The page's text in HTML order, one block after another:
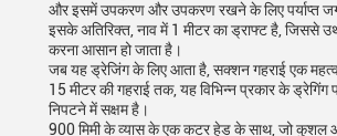
और इसमें उपकरण और उपकरण रखने के लिए पर्याप्त
इसके अतिरिक्त, नाव में 1 मीटर का ड्राफ्ट है, जिससे
करना आसान हो जाता है।
जब यह ड्रेजिंग के लिए आता है, सक्शन गहराई एक
15 मीटर की गहराई तक, यह विभिन्न प्रकार के ड्रेगिंग
निपटने में सक्षम है।
900 मिमी के व्यास के एक कटर हेड के साथ, जो कुशल